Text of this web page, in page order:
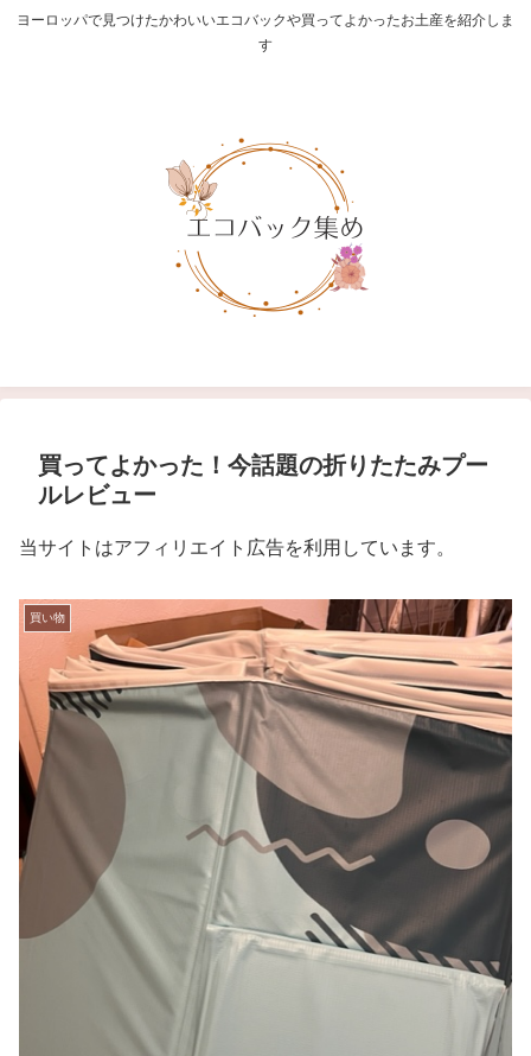
ヨーロッパで見つけたかわいいエコバックや買ってよかったお土産を紹介しま
す
買ってよかった！今話題の折りたたみプー
ルレビュー
当サイトはアフィリエイト広告を利用しています。
買い物